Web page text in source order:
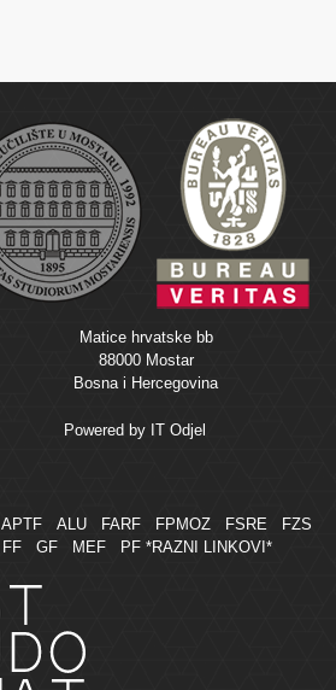
Matice hrvatske bb
88000 Mostar
Bosna i Hercegovina
Powered by IT Odjel
APTF ALU FARF FPMOZ FSRE
FZS
FF
GF MEF PF *RAZNI LINKOVI*